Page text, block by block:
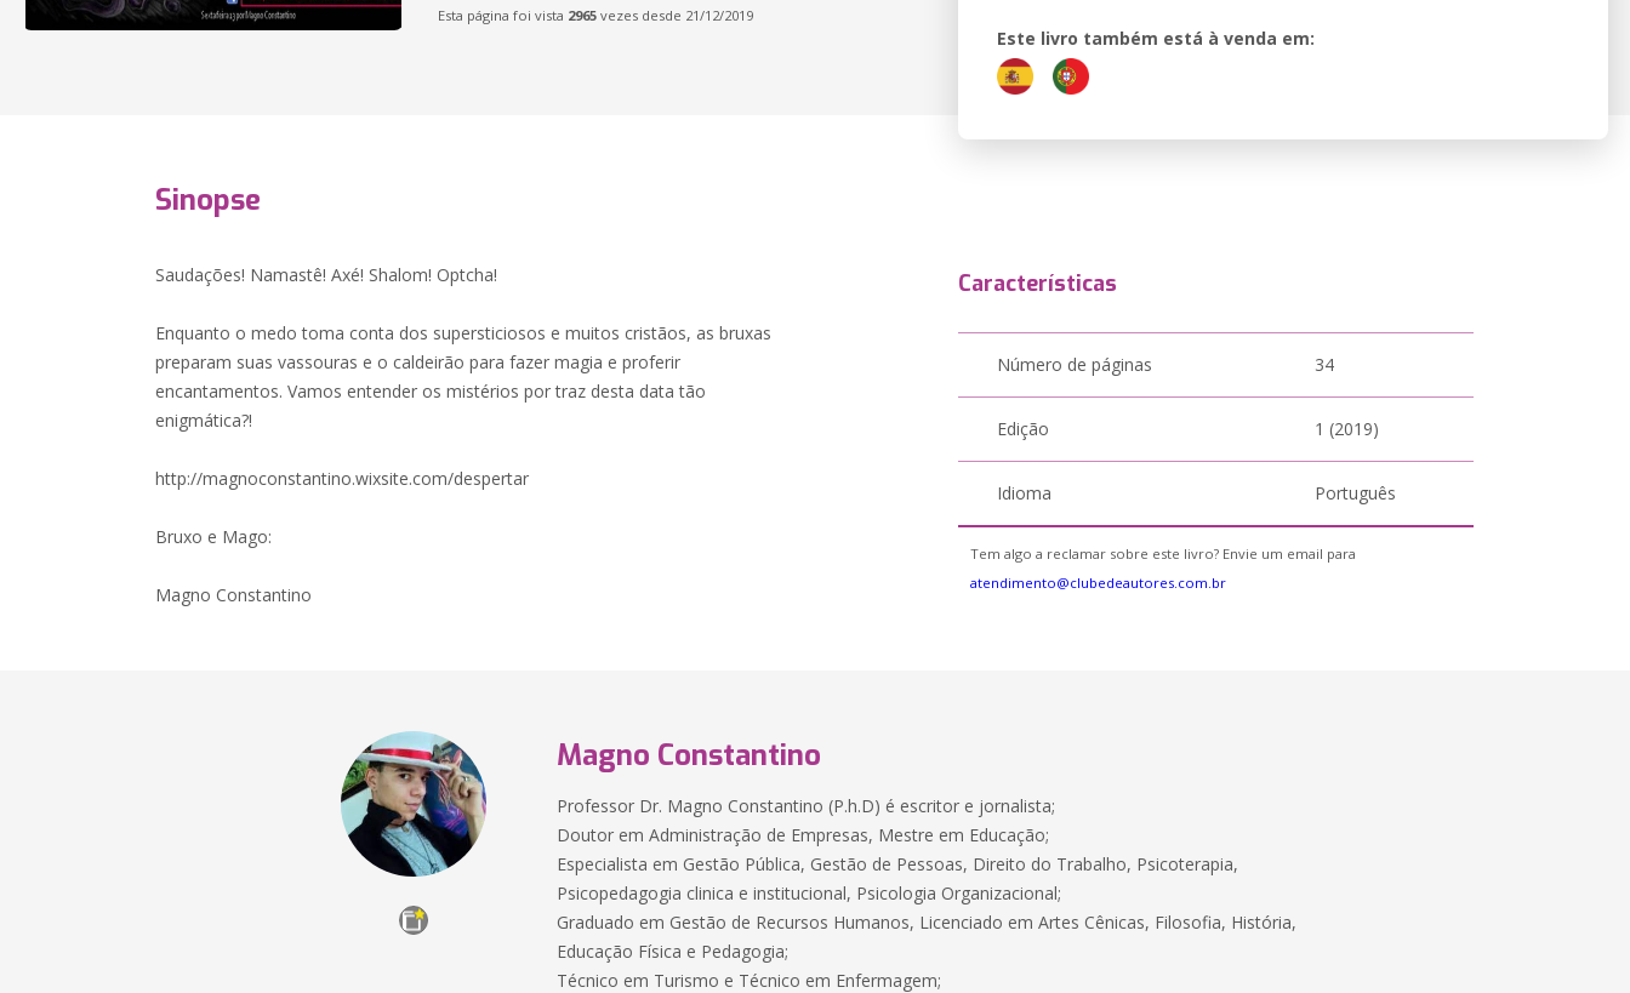
Esta página foi vista 2965 vezes desde 21/12/2019
Este livro também está à venda em:
Sinopse
Saudações! Namastê! Axé! Shalom! Optcha!
Enquanto o medo toma conta dos supersticiosos e muitos cristãos, as bruxas
preparam suas vassouras e o caldeirão para fazer magia e proferir
encantamentos. Vamos entender os mistérios por traz desta data tão
enigmática?!
http://magnoconstantino.wixsite.com/despertar
Bruxo e Mago:
Magno Constantino
Características
Número de páginas 34
Edição 1 (2019)
Idioma Português
Tem algo a reclamar sobre este livro? Envie um email para
atendimento@clubedeautores.com.br
Magno Constantino
Professor Dr. Magno Constantino (P.h.D) é escritor e jornalista;
Doutor em Administração de Empresas, Mestre em Educação;
Especialista em Gestão Pública, Gestão de Pessoas, Direito do Trabalho, Psicoterapia,
Psicopedagogia clinica e institucional, Psicologia Organizacional;
Graduado em Gestão de Recursos Humanos, Licenciado em Artes Cênicas, Filosofia, História,
Educação Física e Pedagogia;
Técnico em Turismo e Técnico em Enfermagem;